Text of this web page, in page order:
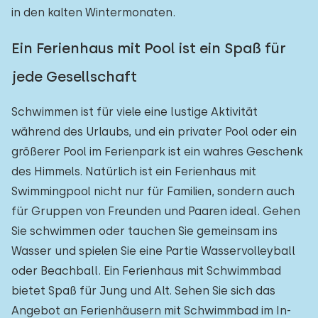
in den kalten Wintermonaten.
Ein Ferienhaus mit Pool ist ein Spaß für
jede Gesellschaft
Schwimmen ist für viele eine lustige Aktivität
während des Urlaubs, und ein privater Pool oder ein
größerer Pool im Ferienpark ist ein wahres Geschenk
des Himmels. Natürlich ist ein Ferienhaus mit
Swimmingpool nicht nur für Familien, sondern auch
für Gruppen von Freunden und Paaren ideal. Gehen
Sie schwimmen oder tauchen Sie gemeinsam ins
Wasser und spielen Sie eine Partie Wasservolleyball
oder Beachball. Ein Ferienhaus mit Schwimmbad
bietet Spaß für Jung und Alt. Sehen Sie sich das
Angebot an Ferienhäusern mit Schwimmbad im In-